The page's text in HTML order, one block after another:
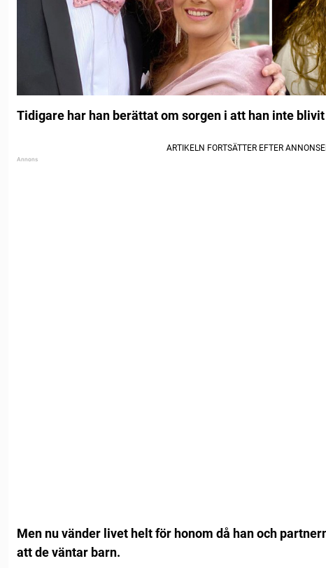
Tidigare har han berättat om sorgen i att han inte blivit
Men nu vänder livet helt för honom då han och
att de väntar barn.